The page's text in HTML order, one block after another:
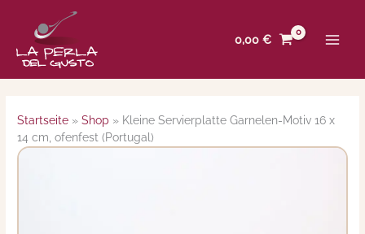
springen
0,00€
Startseite »Shop » Kleine Servierplatte Garnelen-Motiv 16 x
14 cm, ofenfest (Portugal)